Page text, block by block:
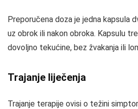
Preporučena doza je jedna kapsula
uz obrok ili nakon obroka. Kapsulu
dovoljno tekućine, bez žvakanja ili
Trajanje liječenja
Trajanje terapije ovisi o težini